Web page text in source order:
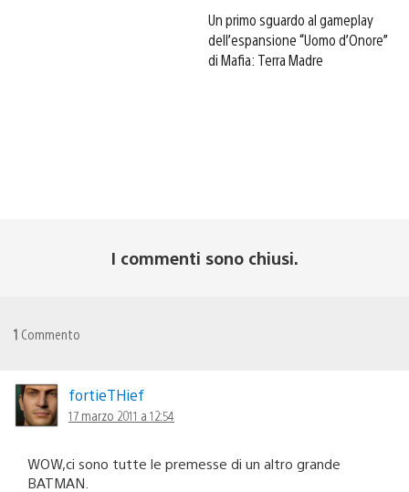
Un primo sguardo al gameplay
dell’espansione “Uomo d’Onore”
di Mafia: Terra Madre
I commenti sono chiusi.
1 Commento
fortieTHief
17 marzo 2011 a 12:54
WOW,ci sono tutte le premesse di un altro grande
BATMAN.